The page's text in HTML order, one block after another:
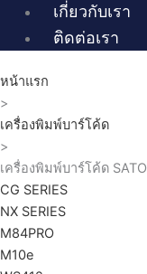
เกี่ยวกับเรา
ติดต่อเรา
หน้าแรก
>
เครื่องพิมพ์บาร์โค้ด
>
เครื่องพิมพ์บาร์โค้ด SATO
CG SERIES
NX SERIES
M84PRO
M10e